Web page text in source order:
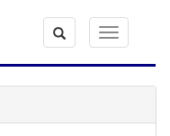
Toggle
navigation